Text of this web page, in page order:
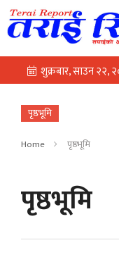
पृष्ठभूमि
Home पृष्ठभूमि
पृष्ठभूमि